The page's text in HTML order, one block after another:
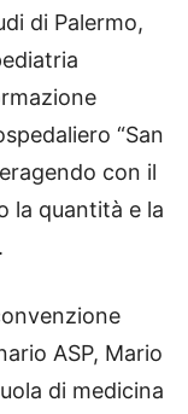
di Palermo,
“San
con il
la quantità e la
ASP, Mario
di medicina